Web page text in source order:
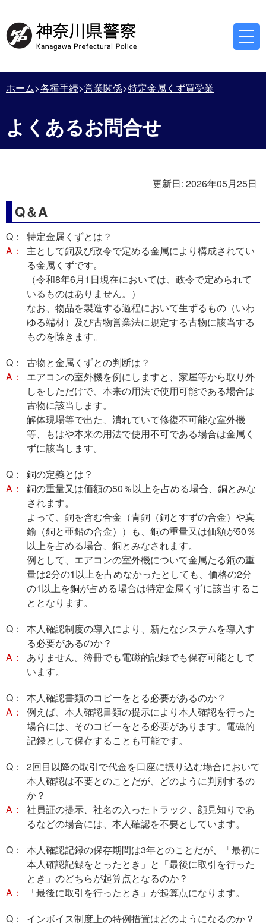
ホーム 各種手続 営業関係 特定金属くず買受業
よくあるお問合せ
更新日: 2026年05月25日
Q＆A
Q：
特定金属くずとは？
A：
主として銅及び政令で定める金属により構成されてい
る金属くずです。
（令和8年6月1日現在においては、政令で定められて
いるものはありません。）
なお、物品を製造する過程において生ずるもの（いわ
ゆる端材）及び古物営業法に規定する古物に該当する
ものを除きます。
Q：
古物と金属くずとの判断は？
A：
エアコンの室外機を例にしますと、家屋等から取り外
しをしただけで、本来の用法で使用可能である場合は
古物に該当します。
解体現場等で出た、潰れていて修復不可能な室外機
等、もはや本来の用法で使用不可である場合は金属く
ずに該当します。
Q：
銅の定義とは？
A：
銅の重量又は価額の50％以上を占める場合、銅とみな
されます。
よって、銅を含む合金（青銅（銅とすずの合金）や真
鍮（銅と亜鉛の合金））も、銅の重量又は価額が50％
以上を占める場合、銅とみなされます。
例として、エアコンの室外機について金属たる銅の重
量は2分の1以上を占めなかったとしても、価格の2分
の1以上を銅が占める場合は特定金属くずに該当するこ
ととなります。
Q：
本人確認制度の導入により、新たなシステムを導入す
る必要があるのか？
A：
ありません。簿冊でも電磁的記録でも保存可能として
います。
Q：
本人確認書類のコピーをとる必要があるのか？
A：
例えば、本人確認書類の提示により本人確認を行った
場合には、そのコピーをとる必要があります。電磁的
記録として保存することも可能です。
Q：
2回目以降の取引で代金を口座に振り込む場合において
本人確認は不要とのことだが、どのように判別するの
か？
A：
社員証の提示、社名の入ったトラック、顔見知りであ
るなどの場合には、本人確認を不要としています。
Q：
本人確認記録の保存期間は3年とのことだが、「最初に
本人確認記録をとったとき」と「最後に取引を行った
とき」のどちらが起算点となるのか？
A：
「最後に取引を行ったとき」が起算点になります。
Q：
インボイス制度上の特例措置はどのようになるのか？